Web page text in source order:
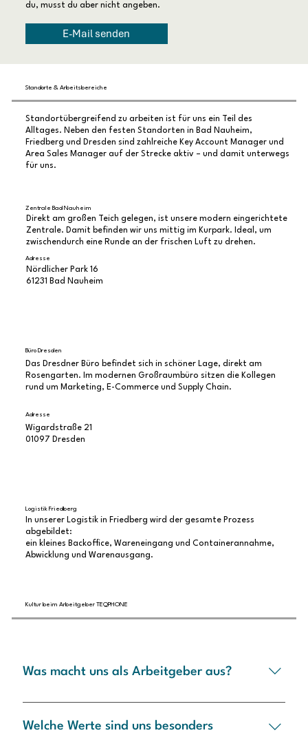
du, musst du aber nicht angeben.
E-Mail senden
Standorte & Arbeitsbereiche
Standortübergreifend zu arbeiten ist für uns ein Teil des
Alltages. Neben den festen Standorten in Bad Nauheim,
Friedberg und Dresden sind zahlreiche Key Account Manager und
Area Sales Manager auf der Strecke aktiv – und damit unterwegs
für uns.
Zentrale Bad Nauheim
Direkt am großen Teich gelegen, ist unsere modern eingerichtete
Zentrale. Damit befinden wir uns mittig im Kurpark. Ideal, um
zwischendurch eine Runde an der frischen Luft zu drehen.
Adresse
Nördlicher Park 16
61231 Bad Nauheim
Büro Dresden
Das Dresdner Büro befindet sich in schöner Lage, direkt am
Rosengarten. Im modernen Großraumbüro sitzen die Kollegen
rund um Marketing, E-Commerce und Supply Chain.
Adresse
Wigardstraße 21
01097 Dresden
Logistik Friedberg
In unserer Logistik in Friedberg wird der gesamte Prozess
abgebildet:
ein kleines Backoffice, Wareneingang und Containerannahme,
Abwicklung und Warenausgang.
Kultur beim Arbeitgeber TEQPHONE
Was macht uns als Arbeitgeber aus?
Wir haben klare Ziele vor Augen. Dafür geben wir
standortübergreifend schlanke
Welche Werte sind uns besonders